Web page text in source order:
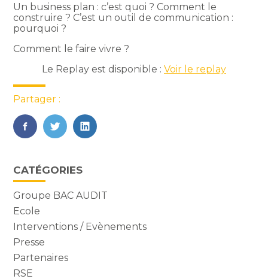
Un business plan : c’est quoi ? Comment le
construire ? C’est un outil de communication :
pourquoi ?
Comment le faire vivre ?
Le Replay est disponible : Voir le replay
Partager :
FaceBook
TwitterLinkedIn
Vie
du
cabinet
sidebar
CATÉGORIES
Groupe BAC AUDIT
Ecole
Interventions / Evènements
Presse
Partenaires
RSE